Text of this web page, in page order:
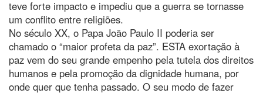
teve forte impacto e impediu que a guerra se tornasse
um conflito entre religiões.
No século XX, o Papa João Paulo II poderia ser
chamado o “maior profeta da paz”. ESTA exortação à
paz vem do seu grande empenho pela tutela dos direitos
humanos e pela promoção da dignidade humana, por
onde quer que tenha passado. O seu modo de fazer